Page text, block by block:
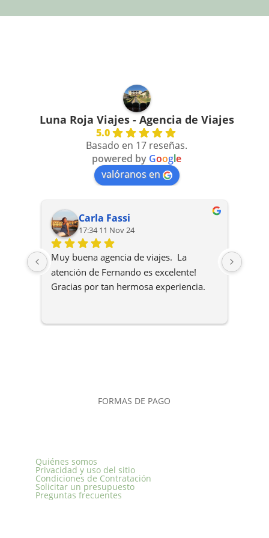
Luna Roja Viajes - Agencia de Viajes
5.0
Basado en 17 reseñas.
powered by Google
valóranos en
Carla Fassi
17:34 11 Nov 24
Muy buena agencia de viajes.  La
atención de Fernando es excelente!
Gracias por tan hermosa experiencia.
FORMAS DE PAGO
Quiénes somos
Privacidad y uso del sitio
Condiciones de Contratación
Solicitar un presupuesto
Preguntas frecuentes